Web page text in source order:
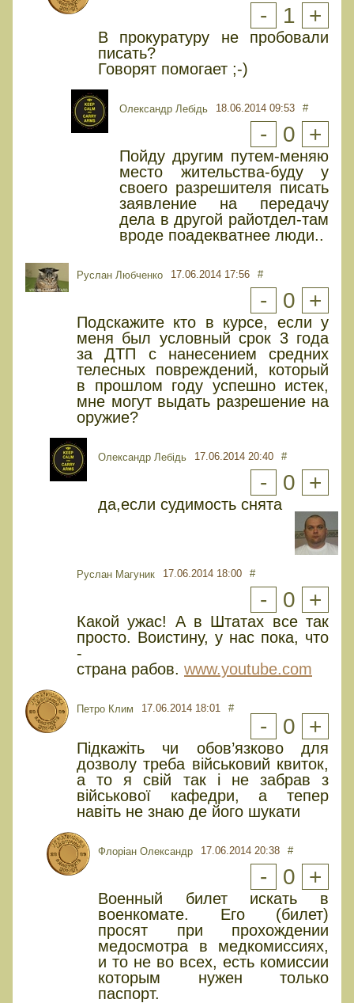
- 1 +
В прокуратуру не пробовали
писать?
Говорят помогает ;-)
Олександр Лебідь 18.06.2014 09:53 #
- 0 +
Пойду другим путем-меняю
место жительства-буду у
своего разрешителя писать
заявление на передачу
дела в другой райотдел-там
вроде поадекватнее люди..
Руслан Любченко 17.06.2014 17:56 #
- 0 +
Подскажите кто в курсе, если у
меня был условный срок 3 года
за ДТП с нанесением средних
телесных повреждений, который
в прошлом году успешно истек,
мне могут выдать разрешение на
оружие?
Олександр Лебідь 17.06.2014 20:40 #
- 0 +
да,если судимость снята
Руслан Магуник 17.06.2014 18:00 #
- 0 +
Какой ужас! А в Штатах все так
просто. Воистину, у нас пока, что
-
страна рабов. www.youtube.com
Петро Клим 17.06.2014 18:01 #
- 0 +
Підкажіть чи обов’язково для
дозволу треба військовий квиток,
а то я свій так і не забрав з
військової кафедри, а тепер
навіть не знаю де його шукати
Флоріан Олександр 17.06.2014 20:38 #
- 0 +
Военный билет искать в
военкомате. Его (билет)
просят при прохождении
медосмотра в медкомиссиях,
и то не во всех, есть комиссии
которым нужен только
паспорт.